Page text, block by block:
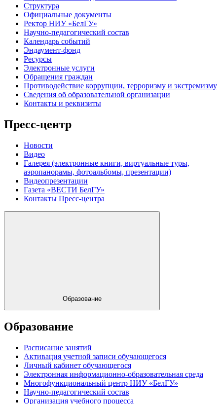
Структура
Официальные документы
Ректор НИУ «БелГУ»
Научно-педагогический состав
Календарь событий
Эндаумент-фонд
Ресурсы
Электронные услуги
Обращения граждан
Противодействие коррупции, терроризму и экстремизму
Сведения об образовательной организации
Контакты и реквизиты
Пресс-центр
Новости
Видео
Галерея (электронные книги, виртуальные туры,
аэропанорамы, фотоальбомы, презентации)
Видеопрезентации
Газета «ВЕСТИ БелГУ»
Контакты Пресс-центра
Образование
Образование
Расписание занятий
Активация учетной записи обучающегося
Личный кабинет обучающегося
Электронная информационно-образовательная среда
Многофункциональный центр НИУ «БелГУ»
Научно-педагогический состав
Организация учебного процесса